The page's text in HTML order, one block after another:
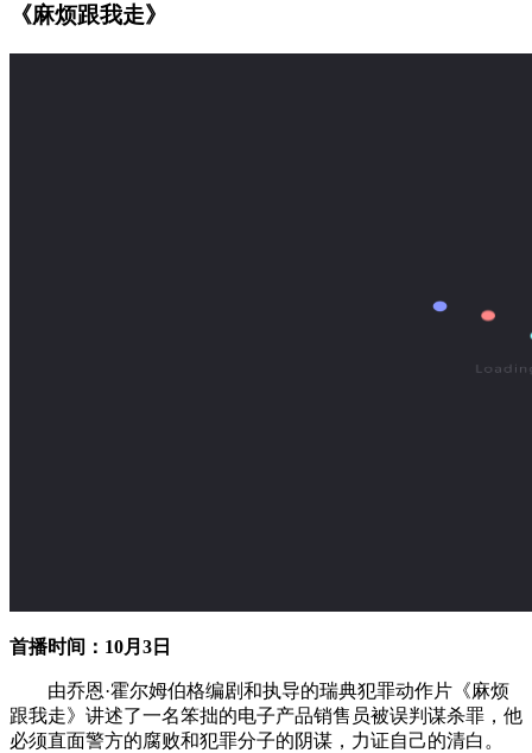
《麻烦跟我走》
首播时间：10月3日
由乔恩·霍尔姆伯格编剧和执导的瑞典犯罪动作片《麻烦
跟我走》讲述了一名笨拙的电子产品销售员被误判谋杀罪，他
必须直面警方的腐败和犯罪分子的阴谋，力证自己的清白。